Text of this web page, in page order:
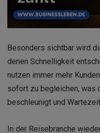
Besonders sichtbar wird
denen Schnelligkeit
nutzen immer mehr
sofort zu begleichen, was
beschleunigt und
In der Reisebranche